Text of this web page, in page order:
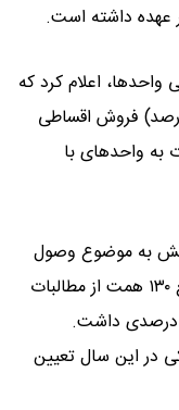
عهده داشته است.
اعلام کرد که
بیش از ۱۷۰ هزار واحد (معادل ۴۴ درصد) فروش اقساطی
به واحدهای با
به موضوع وصول
مطالبات پرداخت و گفت: در سال ۱۴۰۴ مبلغ ۱۳۰ همت از مطالبات
جاری و غیرجاری وصول شد که رشدی ۳۷ درصدی داشت.
در این سال تعیین